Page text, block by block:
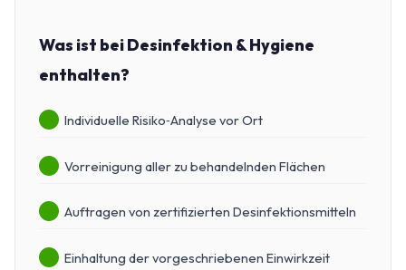
Was ist bei Desinfektion & Hygiene
enthalten?
Individuelle Risiko‑Analyse vor Ort
Vorreinigung aller zu behandelnden Flächen
Auftragen von zertifizierten Desinfektionsmitteln
Einhaltung der vorgeschriebenen Einwirkzeit